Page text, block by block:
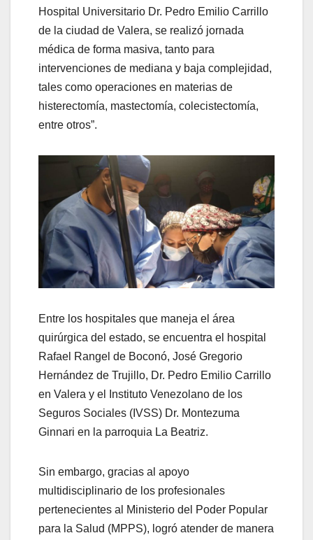
Hospital Universitario Dr. Pedro Emilio Carrillo
de la ciudad de Valera, se realizó jornada
médica de forma masiva, tanto para
intervenciones de mediana y baja complejidad,
tales como operaciones en materias de
histerectomía, mastectomía, colecistectomía,
entre otros”.
Entre los hospitales que maneja el área
quirúrgica del estado, se encuentra el hospital
Rafael Rangel de Boconó, José Gregorio
Hernández de Trujillo, Dr. Pedro Emilio Carrillo
en Valera y el Instituto Venezolano de los
Seguros Sociales (IVSS) Dr. Montezuma
Ginnari en la parroquia La Beatriz.
Sin embargo, gracias al apoyo
multidisciplinario de los profesionales
pertenecientes al Ministerio del Poder Popular
para la Salud (MPPS), logró atender de manera